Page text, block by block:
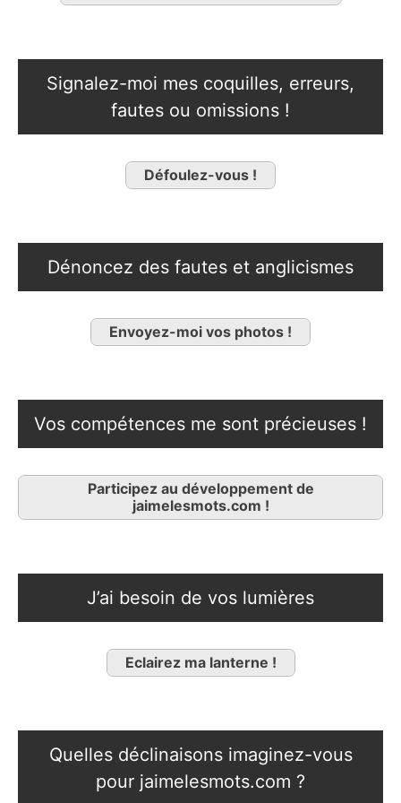
Signalez-moi mes coquilles, erreurs,
fautes ou omissions !
Défoulez-vous !
Dénoncez des fautes et anglicismes
Envoyez-moi vos photos !
Vos compétences me sont précieuses !
Participez au développement de
jaimelesmots.com !
J’ai besoin de vos lumières
Eclairez ma lanterne !
Quelles déclinaisons imaginez-vous
pour jaimelesmots.com ?